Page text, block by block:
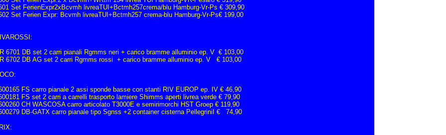
Set FerienExpr2xBcvmh livreaTUI+Bctmh257crema/blu Hamburg-Vr-Ps € 309,90
Set Ferien Expr: Bcvmh livreaTUI+Bctmh257 crema-blu Hamburg-Vr-Ps€ 199,00
6701 DB set 2 carri pianali Rgmms neri + carico bramme alluminio ep. V € 103,00
6702 DB AG set 2 carri Rgmms rossi + carico bramme alluminio ep. V € 103,00
FS carro pianale 2 assi sponde basse con stanti RIV EUROP ep. IV € 46,90
FS set 2 carri a carrelli trasporto lamiere Shimms aperti livrea verde € 79,90
CH WASCOSA carro articolato T3000E e semirimorchi HST Groep € 119,90
DB-GATX carro pianale tipo Sgnss +2 container cisterna PellegriniI € 74,90